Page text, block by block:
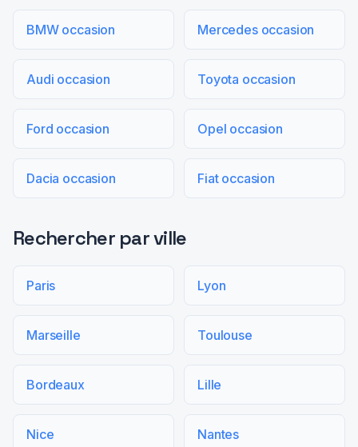
BMW occasion Mercedes occasion
Audi occasion Toyota occasion
Ford occasion Opel occasion
Dacia occasion Fiat occasion
Rechercher par ville
Paris Lyon
Marseille Toulouse
Bordeaux Lille
Nice Nantes